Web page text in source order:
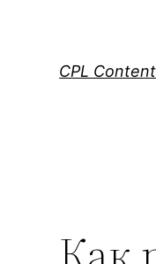
CPL